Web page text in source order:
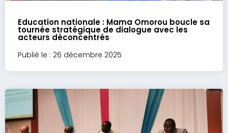
Education nationale : Mama Omorou boucle sa
tournée stratégique de dialogue avec les
acteurs déconcentrés
Publié le : 26 décembre 2025